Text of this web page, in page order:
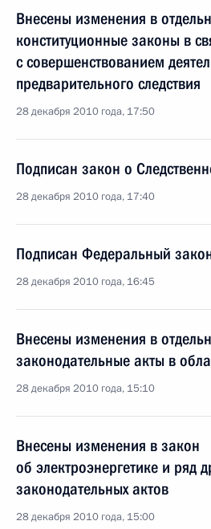
Внесены изменения в
конституционные законы в
с совершенствованием
предварительного следствия
28 декабря 2010 года, 17:50
Подписан закон о
28 декабря 2010 года, 17:40
Подписан Федеральный
28 декабря 2010 года, 16:45
Внесены изменения в
законодательные акты в
28 декабря 2010 года, 15:10
Внесены изменения в закон
об электроэнергетике и ряд
законодательных актов
28 декабря 2010 года, 15:00